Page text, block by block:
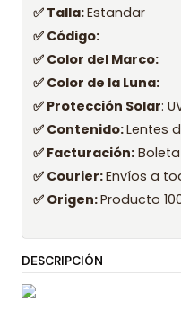
✅ Talla:Estandar
✅ Código:
✅ Color del Marco:
✅ Color de la Luna:
✅ Protección Solar:
✅ Contenido:Lentes
✅ Facturación:
✅ Courier:Envíos a
✅ Origen:Producto
DESCRIPCIÓN